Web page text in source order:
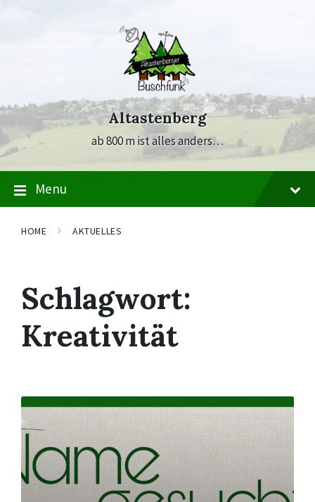
Altastenberg
ab 800 m ist alles anders…
Menu
HOME AKTUELLES
Schlagwort:
Kreativität
Mehr
erfahren